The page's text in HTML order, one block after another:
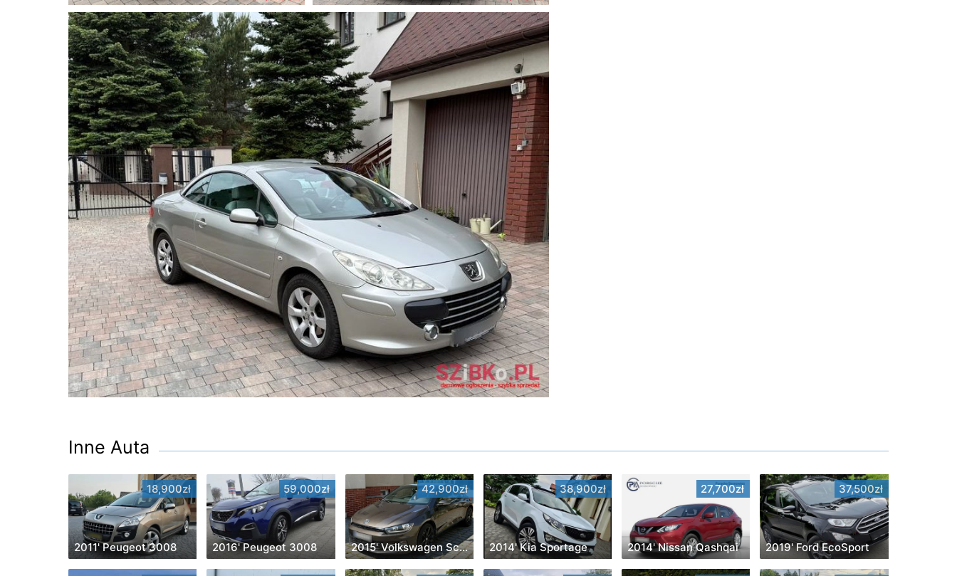
Inne Auta
18,900zł
2011' Peugeot 3008
59,000zł
2016' Peugeot 3008
42,900zł
2015' Volkswagen Scirocco
38,900zł
2014' Kia Sportage
27,700zł
2014' Nissan Qashqai
37,500zł
2019' Ford EcoSport